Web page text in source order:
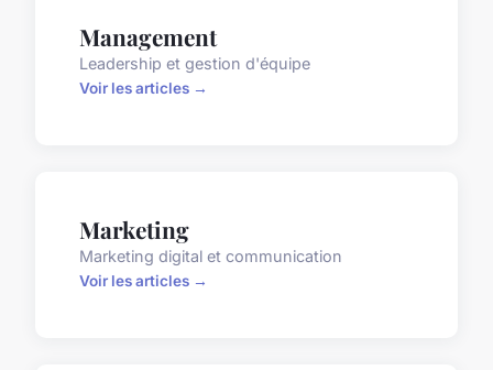
Management
Leadership et gestion d'équipe
Voir les articles →
Marketing
Marketing digital et communication
Voir les articles →